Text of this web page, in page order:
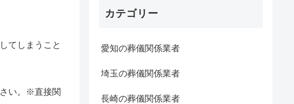
てしまうこと
い。※直接関
カテゴリー
愛知の葬儀関係業者
埼玉の葬儀関係業者
長崎の葬儀関係業者